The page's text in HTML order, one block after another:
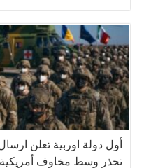
أول دولة اوربية تعلن
تحذر وسط مخاوف